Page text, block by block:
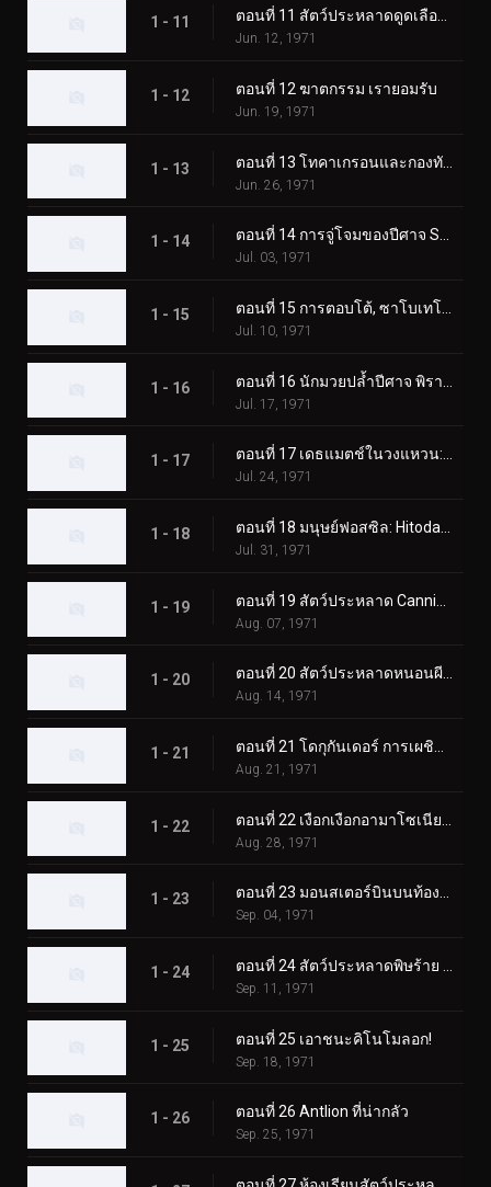
1 - 11
Jun. 12, 1971
1 - 12 ตอนที่ 12 ฆาตกรรม เรายอมรับ
Jun. 19, 1971
1 - 13
Jun. 26, 1971
1 - 14 ตอนที่ 14 การจู่โจมของปีศาจ Sabotegron
Jul. 03, 1971
1 - 15
Jul. 10, 1971
1 - 16
Jul. 17, 1971
1 - 17 ตอนที่ 17 เดธแมตช์ในวงแหวน: พ่ายแพ้! พิราซอรัส
Jul. 24, 1971
1 - 18
Jul. 31, 1971
1 - 19
Aug. 07, 1971
1 - 20 ตอนที่ 20 สัตว์ประหลาดหนอนผีเสื้อพ่นไฟ: โดกุกันเดอร์
Aug. 14, 1971
1 - 21
Aug. 21, 1971
1 - 22
Aug. 28, 1971
1 - 23 ตอนที่ 23 มอนสเตอร์บินบนท้องฟ้า มูซาเบดอล
Sep. 04, 1971
1 - 24
Sep. 11, 1971
1 - 25 ตอนที่ 25 เอาชนะคิโนโมลอก!
Sep. 18, 1971
1 - 26 ตอนที่ 26 Antlion ที่น่ากลัว
Sep. 25, 1971